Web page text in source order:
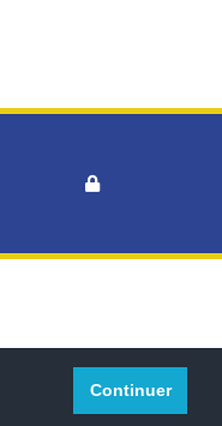
Continuer